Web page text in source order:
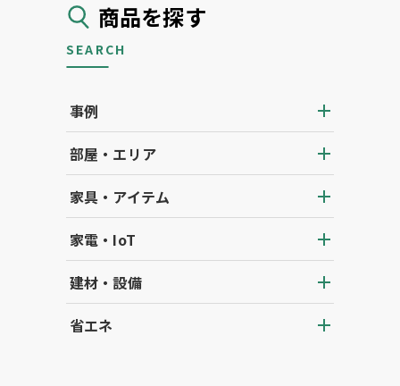
商品を探す
SEARCH
事例
部屋・エリア
家具・アイテム
家電・IoT
建材・設備
省エネ